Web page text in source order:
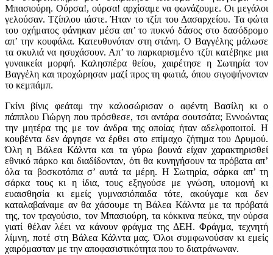
Μπασιούρη. Ούρσα!, ούρσα! αρχίσαμε να φωνάζουμε. Οι μεγάλοι
γελούσαν. Τζίπλου ιάστε. Ήταν το τζίπ του Δασαρχείου. Τα φώτα
του οχήματος φάνηκαν μέσα απ’ το πυκνό δάσος στο δασόδρομο
απ’ την κουφάλα. Κατευθυνόταν στη στάνη. Ο Βαγγέλης μάλωσε
τα σκυλιά να ησυχάσουν. Απ’ το παρκαρισμένο τζίπ κατέβηκε μια
γυναικεία μορφή. Καλησπέρα θείου, χαιρέτησε η Σωτηρία τον
Βαγγέλη και προχώρησαν μαζί προς τη φωτιά, όπου σιγοψήνονταν
το κεμπάμπ.
Γκίνι βίνις φεάταμ την καλοσώρισαν ο αφέντη Βασίλη κι ο
πάππλου Γιώργη που πρόσθεσε, τσι αντάρα σουτσάτα; Εννοώντας
την μητέρα της με τον άνδρα της οποίας ήταν αδελφοποιτοί. Η
κουβέντα δεν άργησε να έρθει στο επίμαχο ζήτημα του Δρυμού.
Όλη η Βάλεα Κάλντα και τα γύρω βουνά είχαν χαρακτηρισθεί
εθνικό πάρκο και διαδίδονταν, ότι θα κυνηγήσουν τα πρόβατα απ’
όλα τα βοσκοτόπια σ’ αυτά τα μέρη. Η Σωτηρία, σάρκα απ’ τη
σάρκα τους κι η ίδια, τους εξηγούσε με γνώση, υπομονή κι
ευαισθησία κι εμείς γυμνασιόπαιδα τότε, ακούγαμε και δεν
καταλαβαίναμε αν θα χάσουμε τη Βάλεα Κάλντα με τα πρόβατά
της, τον τραγούσιο, τον Μπασιούρη, τα κόκκινα πεύκα, την ούρσα
γιατί θέλαν λέει να κάνουν φράγμα της ΔΕΗ. Φράγμα, τεχνητή
λίμνη, ποτέ στη Βάλεα Κάλντα μας. Όλοι συμφωνούσαν κι εμείς
χαιρόμασταν με την αποφασιστικότητα που το διατράνωναν.